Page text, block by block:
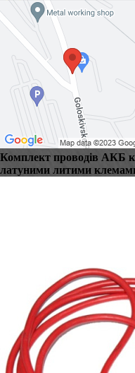
Комплект проводів АКБ
латуними литими